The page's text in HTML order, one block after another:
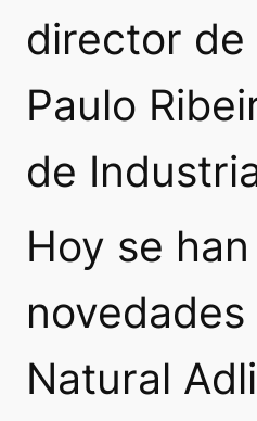
director de
Paulo
de
Hoy se
Natural